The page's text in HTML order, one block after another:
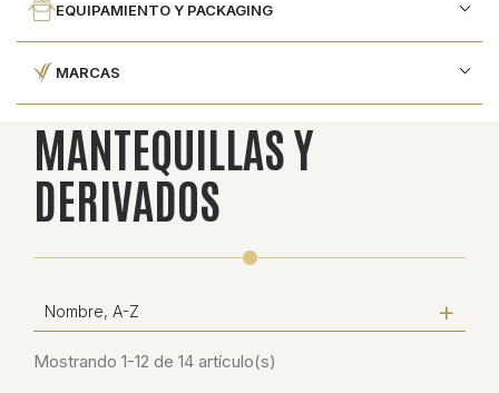
EQUIPAMIENTO Y PACKAGING
MARCAS
MANTEQUILLAS Y
DERIVADOS
Nombre, A-Z
Mostrando 1-12 de 14 artículo(s)